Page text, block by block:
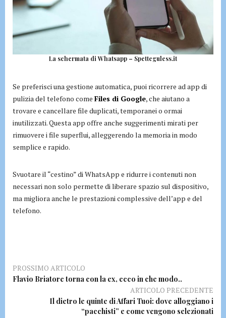
La schermata di Whatsapp – Spetteguless.it
Se preferisci una gestione automatica, puoi ricorrere ad app di
pulizia del telefono come Files di Google, che aiutano a
trovare e cancellare file duplicati, temporanei o ormai
inutilizzati. Questa app offre anche suggerimenti mirati per
rimuovere i file superflui, alleggerendo la memoria in modo
semplice e rapido.
Svuotare il “cestino” di WhatsApp e ridurre i contenuti non
necessari non solo permette di liberare spazio sul dispositivo,
ma migliora anche le prestazioni complessive dell’app e del
telefono.
PROSSIMO ARTICOLO
Flavio Briatore torna con la ex, ecco in che modo..
ARTICOLO PRECEDENTE
Il dietro le quinte di Affari Tuoi: dove alloggiano i
“pacchisti” e come vengono selezionati